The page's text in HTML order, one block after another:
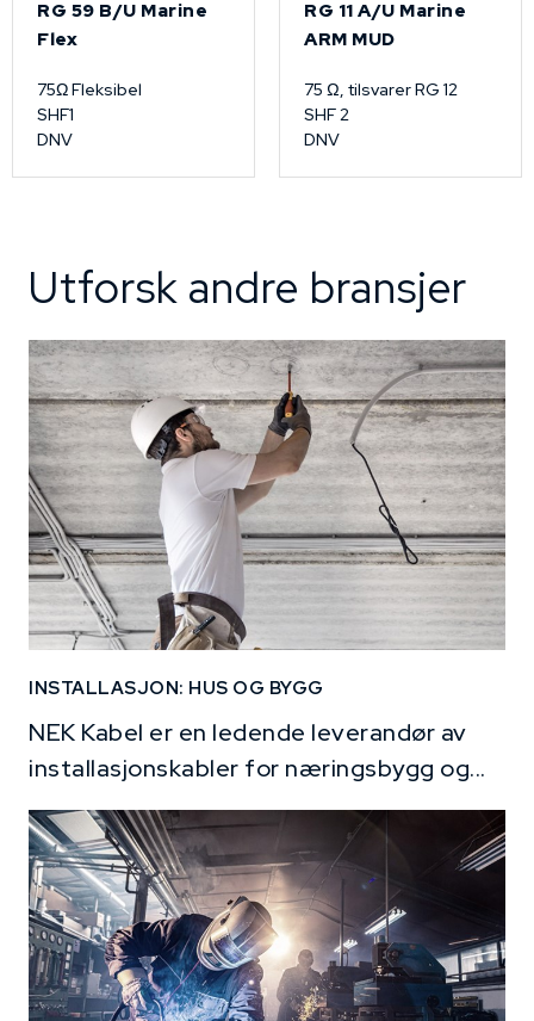
RG 59 B/U Marine
Flex
75Ω Fleksibel
SHF1
DNV
RG 11 A/U Marine
ARM MUD
75 Ω, tilsvarer RG 12
SHF 2
DNV
Utforsk andre bransjer
INSTALLASJON: HUS OG BYGG
NEK Kabel er en ledende leverandør av
installasjonskabler for næringsbygg og...